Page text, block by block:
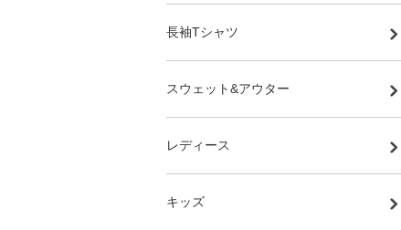
長袖Tシャツ
スウェット&アウター
レディース
キッズ